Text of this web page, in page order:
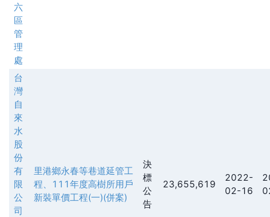
六
區
管
理
處
台
灣
自
來
水
股
份
有
限
公
司
里港鄉永春等巷道延管工
程、111年度高樹所用戶
新裝單價工程(一)(併案)
決
標
公
告
23,655,619
2022-
02-16